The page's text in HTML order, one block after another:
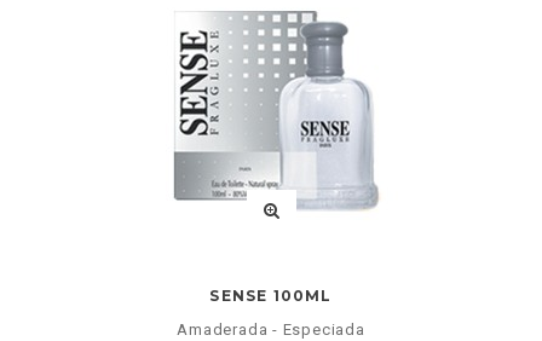
SENSE 100ML
Amaderada - Especiada